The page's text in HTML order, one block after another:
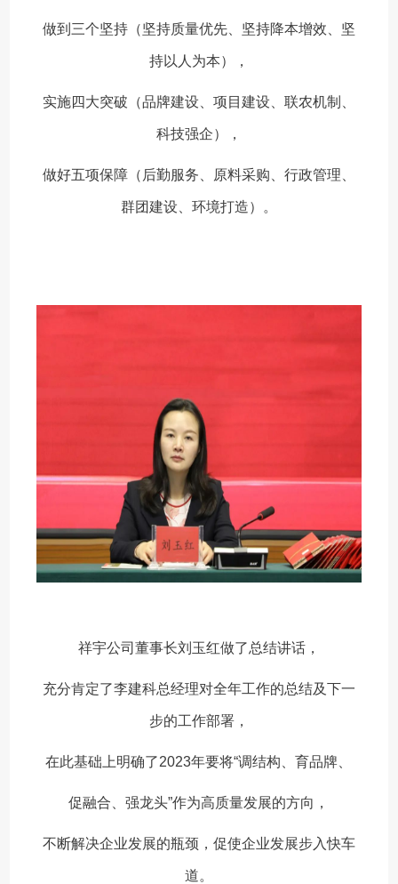
做到三个坚持（坚持质量优先、坚持降本增效、坚
持以人为本），
实施四大突破（品牌建设、项目建设、联农机制、
科技强企），
做好五项保障（后勤服务、原料采购、行政管理、
群团建设、环境打造）。
祥宇公司董事长刘玉红做了总结讲话，
充分肯定了李建科总经理对全年工作的总结及下一
步的工作部署，
在此基础上明确了2023年要将“调结构、育品牌、
促融合、强龙头”作为高质量发展的方向，
不断解决企业发展的瓶颈，促使企业发展步入快车
道。